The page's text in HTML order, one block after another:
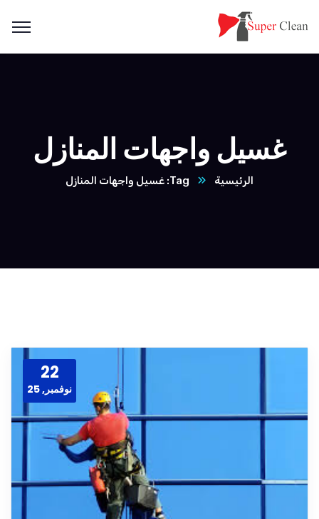
غسيل واجهات المنازل
الرئيسية Tag: غسيل واجهات المنازل
22
نوفمبر, 25